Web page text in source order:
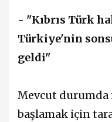
- "Kıbrıs Türk
Türkiye'nin
geldi"
Mevcut durumda
başlamak için